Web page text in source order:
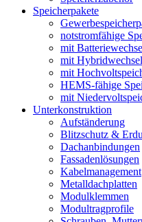
Speicherpakete
notstromfähige
mit
mit
mit
HEMS-fähige
mit
Unterkonstruktion
Aufständerung
Blitzschutz &
Dachanbindungen
Fassadenlösungen
Kabelmanagement
Metalldachplatten
Modulklemmen
Modultragprofile